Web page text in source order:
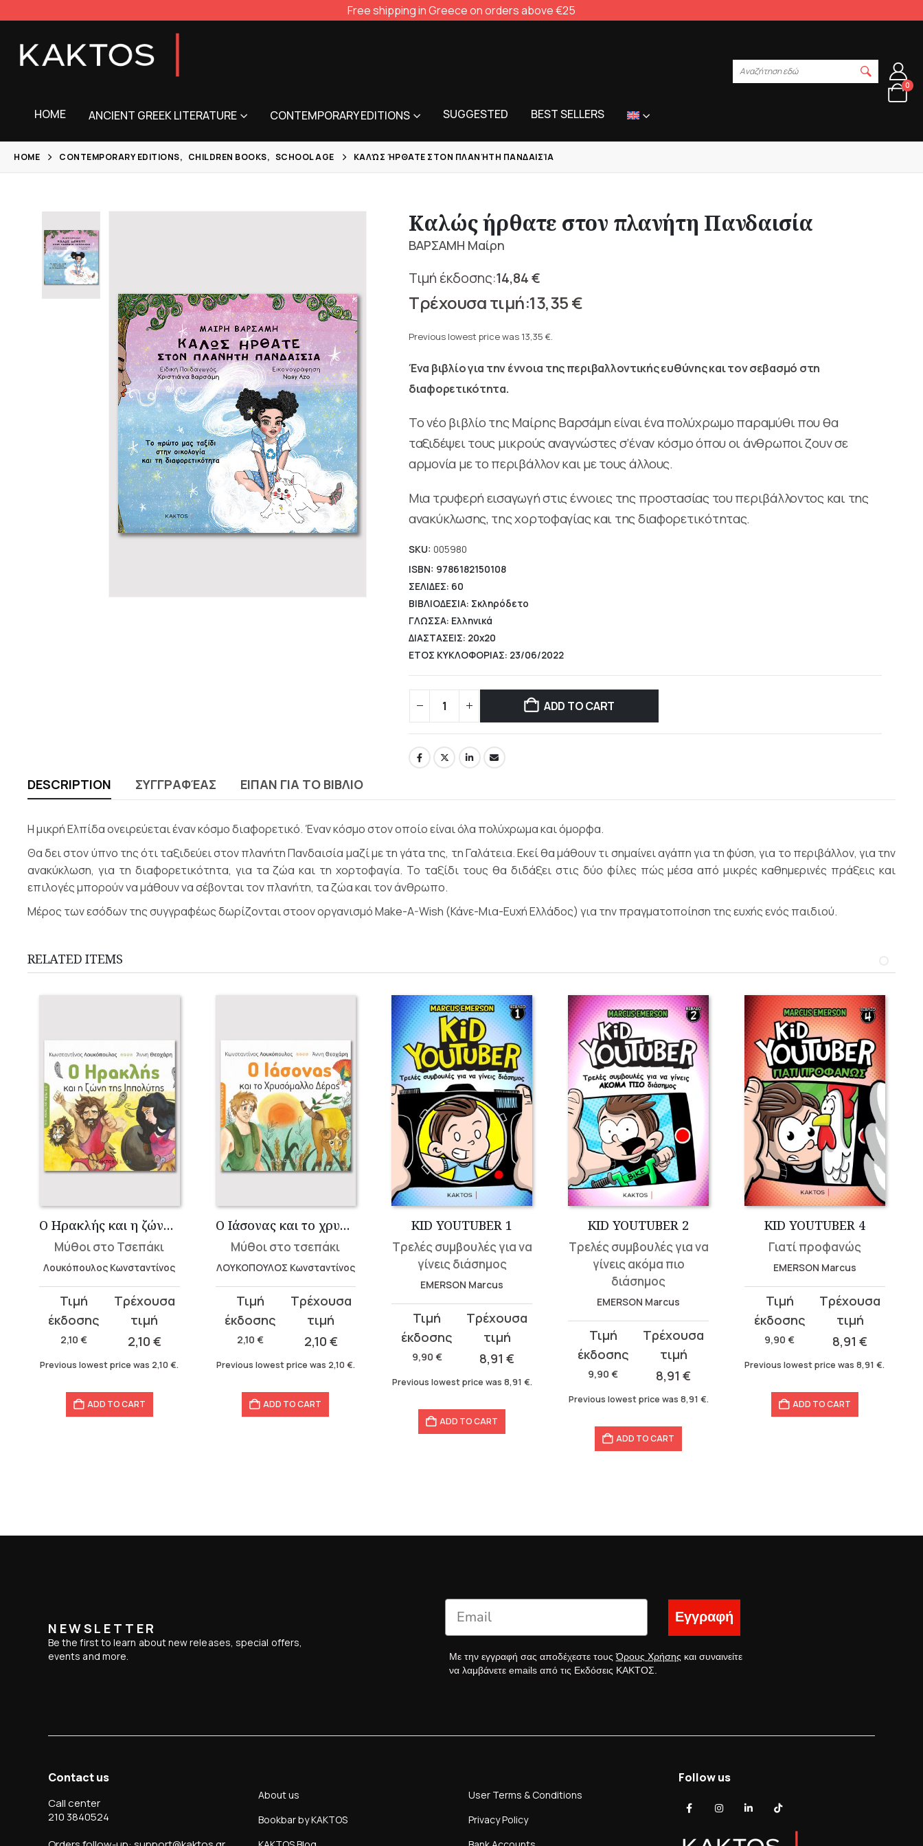
Free shipping in Greece on orders above €25
HOME ANCIENT GREEK LITERATURE CONTEMPORARY EDITIONS SUGGESTED BEST SELLERS
Αναζήτηση εδώ
0
HOME CONTEMPORARY EDITIONS, CHILDREN BOOKS, SCHOOL AGE ΚΑΛΏΣ ΉΡΘΑΤΕ ΣΤΟΝ ΠΛΑΝΉΤΗ ΠΑΝΔΑΙΣΊΑ
Καλώς ήρθατε στον πλανήτη Πανδαισία
ΒΑΡΣΑΜΗ Μαίρη
14,84€
Original
price
was:
14,84 €.
13,35€
price
13,35 €.
Previous lowest price was 13,35 €.
Ένα βιβλίο για την έννοια της περιβαλλοντικής ευθύνης και τον σεβασμό στη
διαφορετικότητα.
Το νέο βιβλίο της Μαίρης Βαρσάμη είναι ένα πολύχρωμο παραμύθι που θα
ταξιδέψει τους μικρούς αναγνώστες σ’έναν κόσμο όπου οι άνθρωποι ζουν σε
αρμονία με το περιβάλλον και με τους άλλους.
Μια τρυφερή εισαγωγή στις έννοιες της προστασίας του περιβάλλοντος και της
ανακύκλωσης, της χορτοφαγίας και της διαφορετικότητας.
SKU: 005980
ISBN: 9786182150108
ΣΕΛΙΔΕΣ: 60
ΒΙΒΛΙΟΔΕΣΙΑ: Σκληρόδετο
ΓΛΩΣΣΑ: Ελληνικά
ΔΙΑΣΤΑΣΕΙΣ: 20x20
ΕΤΟΣ ΚΥΚΛΟΦΟΡΙΑΣ: 23/06/2022
ADD TO CART
DESCRIPTION ΣΥΓΓΡΑΦΈΑΣ ΕΙΠΑΝ ΓΙΑ ΤΟ ΒΙΒΛΙΟ
Η μικρή Ελπίδα ονειρεύεται έναν κόσμο διαφορετικό. Έναν κόσμο στον οποίο είναι όλα πολύχρωμα και όμορφα.
Θα δει στον ύπνο της ότι ταξιδεύει στον πλανήτη Πανδαισία μαζί με τη γάτα της, τη Γαλάτεια. Εκεί θα μάθουν τι σημαίνει αγάπη για τη φύση, για το περιβάλλον, για την
ανακύκλωση, για τη διαφορετικότητα, για τα ζώα και τη χορτοφαγία. Το ταξίδι τους θα διδάξει στις δύο φίλες πώς μέσα από μικρές καθημερινές πράξεις και
επιλογές μπορούν να μάθουν να σέβονται τον πλανήτη, τα ζώα και τον άνθρωπο.
Μέρος των εσόδων της συγγραφέως δωρίζονται στοον οργανισμό Make-A-Wish (Κάνε-Μια-Ευχή Ελλάδος) για την πραγματοποίηση της ευχής ενός παιδιού.
RELATED ITEMS
Ο Ηρακλής και η ζώνη της Ιππολύτης
Μύθοι στο Τσεπάκι
Λουκόπουλος Κωνσταντίνος
2,10€
Original
price
was:
2,10 €.
2,10 €
Current
price
2,10 €.
Previous lowest price was 2,10€.
ADD TO CART
Ο Ιάσονας και το χρυσόμαλλο δέρας
Μύθοι στο τσεπάκι
ΛΟΥΚΟΠΟΥΛΟΣ Κωνσταντίνος
2,10€
Original
price
was:
2,10 €.
2,10 €
Current
price
2,10 €.
Previous lowest price was 2,10 €.
ADD TO CART
KID YOUTUBER 1
Τρελές συμβουλές για να
γίνεις διάσημος
EMERSON Marcus
9,90 €
Original
price
was:
9,90 €.
8,91€
Current
price
8,91 €.
Previous lowest price was 8,91 €.
ADD TO CART
KID YOUTUBER 2
Τρελές συμβουλές για να
γίνεις ακόμα πιο
διάσημος
EMERSON Marcus
9,90€
Original
price
was:
9,90 €.
8,91€
Current
price
8,91 €.
Previous lowest price was 8,91 €.
ADD TO CART
KID YOUTUBER 4
Γιατί προφανώς
EMERSON Marcus
9,90€
Original
price
was:
9,90 €.
8,91€
Current
price
8,91 €.
Previous lowest price was8,91€.
ADD TO CART
NEWSLETTER
Be the first to learn about new releases, special offers,
events and more.
Εγγραφή
Με την εγγραφή σας αποδέχεστε τουςΌρους Χρήσης και συναινείτε
να λαμβάνετε emails από τις Εκδόσεις ΚΑΚΤΟΣ.
Contact us
Call center
210 3840524
About us
Bookbar by KAKTOS
User Terms & Conditions
Privacy Policy
Follow us